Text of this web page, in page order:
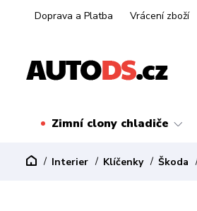
Doprava a Platba Vrácení zboží
Zimní clony chladiče
Interier Klíčenky Škoda